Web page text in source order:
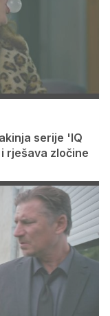
serije 'IQ
rješava zločine